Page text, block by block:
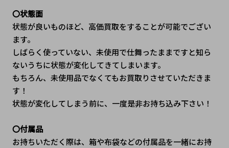
〇状態面
状態が良いものほど、高価買取をすることが可能でござい
ます。
しばらく使っていない、未使用で仕舞ったままですと知ら
ないうちに状態が変化してきてしまいます。
もちろん、未使用品でなくてもお買取りさせていただきま
す！
状態が変化してしまう前に、一度是非お持ち込み下さい！
〇付属品
お持ちいただく際は、箱や布袋などの付属品を一緒にお持